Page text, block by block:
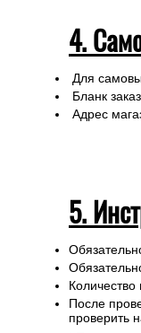
4.
Для
Бланк
Адрес
5.
Количество
После
проверить